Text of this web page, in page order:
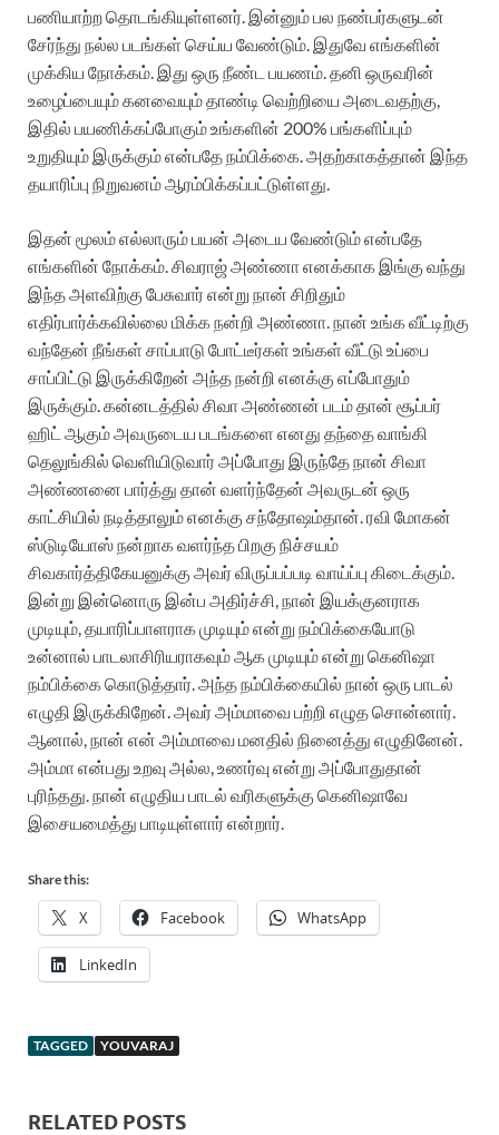
பணியாற்ற தொடங்கியுள்ளனர். இன்னும் பல நண்பர்களுடன்
சேர்ந்து நல்ல படங்கள் செய்ய வேண்டும். இதுவே எங்களின்
முக்கிய நோக்கம். இது ஒரு நீண்ட பயணம். தனி ஒருவரின்
உழைப்பையும் கனவையும் தாண்டி வெற்றியை அடைவதற்கு,
இதில் பயணிக்கப்போகும் உங்களின் 200% பங்களிப்பும்
உறுதியும் இருக்கும் என்பதே நம்பிக்கை. அதற்காகத்தான் இந்த
தயாரிப்பு நிறுவனம் ஆரம்பிக்கப்பட்டுள்ளது.
இதன் மூலம் எல்லாரும் பயன் அடைய வேண்டும் என்பதே
எங்களின் நோக்கம்.சிவராஜ் அண்ணா எனக்காக இங்கு வந்து
இந்த அளவிற்கு பேசுவார் என்று நான் சிறிதும்
எதிர்பார்க்கவில்லை மிக்க நன்றி அண்ணா. நான் உங்க வீட்டிற்கு
வந்தேன் நீங்கள் சாப்பாடு போட்டீர்கள் உங்கள் வீட்டு உப்பை
சாப்பிட்டு இருக்கிறேன் அந்த நன்றி எனக்கு எப்போதும்
இருக்கும்.கன்னடத்தில் சிவா அண்ணன் படம் தான் சூப்பர்
ஹிட் ஆகும் அவருடைய படங்களை எனது தந்தை வாங்கி
தெலுங்கில் வெளியிடுவார் அப்போது இருந்தே நான் சிவா
அண்ணனை பார்த்து தான் வளர்ந்தேன் அவருடன் ஒரு
காட்சியில் நடித்தாலும் எனக்கு சந்தோஷம்தான்.ரவி மோகன்
ஸ்டுடியோஸ் நன்றாக வளர்ந்த பிறகு நிச்சயம்
சிவகார்த்திகேயனுக்கு அவர் விருப்பப்படி வாய்ப்பு கிடைக்கும்.
இன்று இன்னொரு இன்ப அதிர்ச்சி, நான் இயக்குனராக
முடியும், தயாரிப்பாளராக முடியும் என்று நம்பிக்கையோடு
உன்னால் பாடலாசிரியராகவும் ஆக முடியும் என்று கெனிஷா
நம்பிக்கை கொடுத்தார். அந்த நம்பிக்கையில் நான் ஒரு பாடல்
எழுதி இருக்கிறேன். அவர் அம்மாவை பற்றி எழுத சொன்னார்.
ஆனால், நான் என் அம்மாவை மனதில் நினைத்து எழுதினேன்.
அம்மா என்பது உறவு அல்ல, உணர்வு என்று அப்போதுதான்
புரிந்தது. நான் எழுதிய பாடல் வரிகளுக்கு கெனிஷாவே
இசையமைத்து பாடியுள்ளார் என்றார்.
Share this:
X Facebook WhatsApp
LinkedIn
TAGGED YOUVARAJ
RELATED POSTS